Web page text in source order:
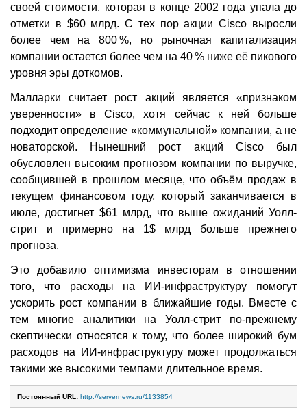
своей стоимости, которая в конце 2002 года упала до
отметки в $60 млрд. С тех пор акции Cisco выросли
более чем на 800 %, но рыночная капитализация
компании остается более чем на 40 % ниже её пикового
уровня эры доткомов.
Малларки считает рост акций является «признаком
уверенности» в Cisco, хотя сейчас к ней больше
подходит определение «коммунальной» компании, а не
новаторской. Нынешний рост акций Cisco был
обусловлен высоким прогнозом компании по выручке,
сообщившей в прошлом месяце, что объём продаж в
текущем финансовом году, который заканчивается в
июле, достигнет $61 млрд, что выше ожиданий Уолл-
стрит и примерно на 1$ млрд больше прежнего
прогноза.
Это добавило оптимизма инвесторам в отношении
того, что расходы на ИИ-инфраструктуру помогут
ускорить рост компании в ближайшие годы. Вместе с
тем многие аналитики на Уолл-стрит по-прежнему
скептически относятся к тому, что более широкий бум
расходов на ИИ-инфраструктуру может продолжаться
такими же высокими темпами длительное время.
Постоянный URL: http://servernews.ru/1133854